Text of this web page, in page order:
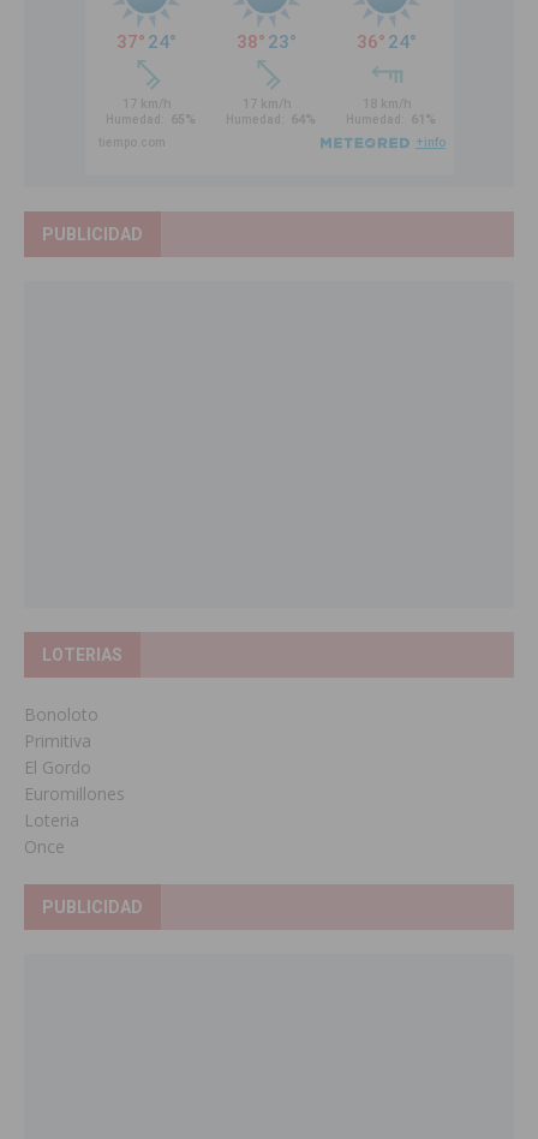
PUBLICIDAD
LOTERIAS
Bonoloto
Primitiva
El Gordo
Euromillones
Loteria
Once
PUBLICIDAD